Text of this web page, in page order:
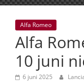
Gazetta
dell'Automobile
Italiana
Italiaans
autonieuws
Alfa Romeo
Alfa
10 juni
6 juni 2025